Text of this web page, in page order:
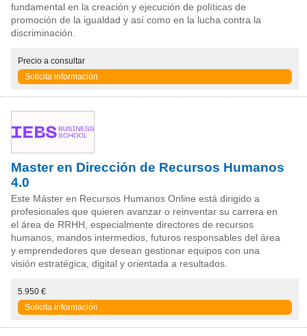
fundamental en la creación y ejecución de políticas de
promoción de la igualdad y así como en la lucha contra la
discriminación.
Precio a consultar
Solicita información
Master en Dirección de Recursos Humanos
4.0
Este Máster en Recursos Humanos Online está dirigido a
profesionales que quieren avanzar o reinventar su carrera en
el área de RRHH, especialmente directores de recursos
humanos, mandos intermedios, futuros responsables del área
y emprendedores que desean gestionar equipos con una
visión estratégica, digital y orientada a resultados.
5.950 €
Solicita información